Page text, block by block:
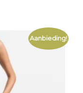
Aanbieding!